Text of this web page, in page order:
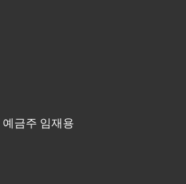
금주 임재용